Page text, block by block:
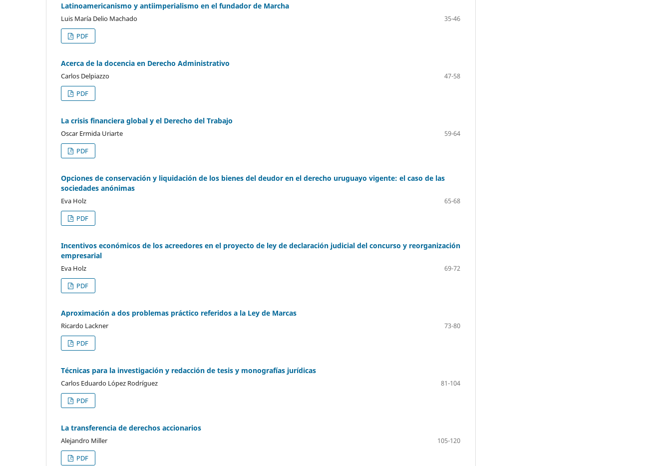
Latinoamericanismo y antiimperialismo en el fundador de Marcha
Luis María Delio Machado
35-46
PDF
Acerca de la docencia en Derecho Administrativo
Carlos Delpiazzo
47-58
PDF
La crisis financiera global y el Derecho del Trabajo
Oscar Ermida Uriarte
59-64
PDF
Opciones de conservación y liquidación de los bienes del deudor en el derecho uruguayo vigente: el caso de las
sociedades anónimas
Eva Holz
65-68
PDF
Incentivos económicos de los acreedores en el proyecto de ley de declaración judicial del concurso y reorganización
empresarial
Eva Holz
69-72
PDF
Aproximación a dos problemas práctico referidos a la Ley de Marcas
Ricardo Lackner
73-80
PDF
Técnicas para la investigación y redacción de tesis y monografías jurídicas
Carlos Eduardo López Rodríguez
81-104
PDF
La transferencia de derechos accionarios
Alejandro Miller
105-120
PDF